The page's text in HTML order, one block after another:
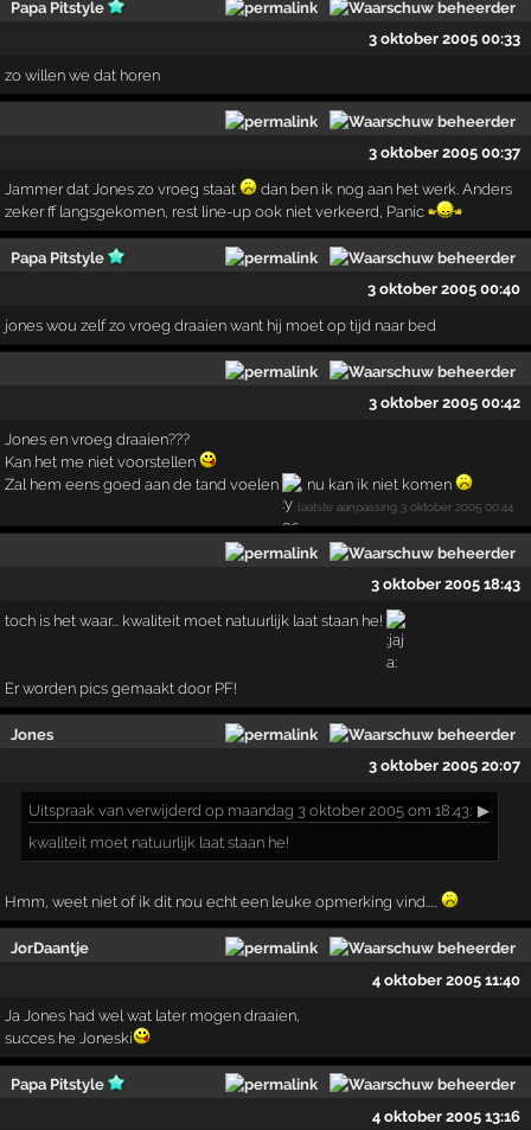
Papa Pitstyle
3 oktober 2005 00:33
zo willen we dat horen
3 oktober 2005 00:37
Jammer dat Jones zo vroeg staat
dan ben ik nog aan het werk. Anders
zeker ff langsgekomen, rest line-up ook niet verkeerd, Panic
Papa Pitstyle
3 oktober 2005 00:40
jones wou zelf zo vroeg draaien want hij moet op tijd naar bed
3 oktober 2005 00:42
Jones en vroeg draaien???
Kan het me niet voorstellen
Zal hem eens goed aan de tand voelen
, nu kan ik niet komen
laatste aanpassing 3 oktober 2005 00:44
3 oktober 2005 18:43
toch is het waar... kwaliteit moet natuurlijk laat staan he!
Er worden pics gemaakt door PF!
Jones
3 oktober 2005 20:07
Uitspraak van verwijderd op maandag 3 oktober 2005 om 18:43: ▶
kwaliteit moet natuurlijk laat staan he!
Hmm, weet niet of ik dit nou echt een leuke opmerking vind.....
JorDaantje
4 oktober 2005 11:40
Ja Jones had wel wat later mogen draaien,
succes he Joneski
Papa Pitstyle
4 oktober 2005 13:16